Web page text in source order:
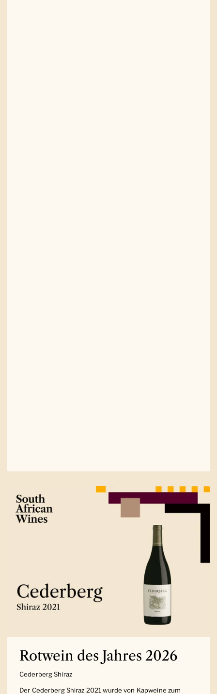
Rotwein des Jahres 2026
Cederberg Shiraz
Der Cederberg Shiraz 2021 wurde von Kapweine zum